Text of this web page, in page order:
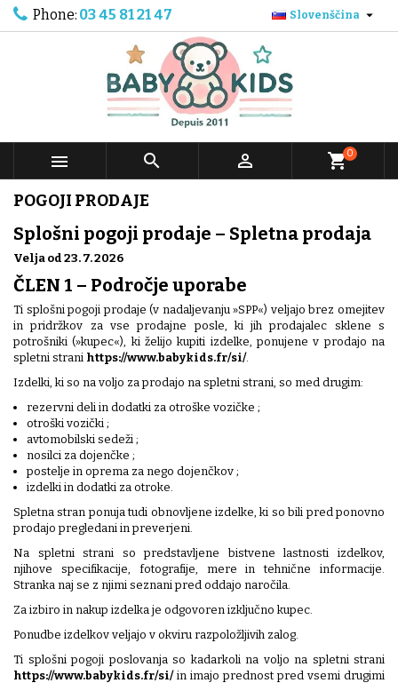
Phone: 03 45 81 21 47 Slovenščina 
   shopping_cart0
POGOJI PRODAJE
Splošni pogoji prodaje – Spletna prodaja
Velja od 23. 7. 2026
ČLEN 1 – Področje uporabe
Ti splošni pogoji prodaje (v nadaljevanju »SPP«) veljajo brez omejitev
in pridržkov za vse prodajne posle, ki jih prodajalec sklene s
potrošniki (»kupec«), ki želijo kupiti izdelke, ponujene v prodajo na
spletni strani https://www.babykids.fr/si/.
Izdelki, ki so na voljo za prodajo na spletni strani, so med drugim:
rezervni deli in dodatki za otroške vozičke ;
otroški vozički ;
avtomobilski sedeži ;
nosilci za dojenčke ;
postelje in oprema za nego dojenčkov ;
izdelki in dodatki za otroke.
Spletna stran ponuja tudi obnovljene izdelke, ki so bili pred ponovno
prodajo pregledani in preverjeni.
Na spletni strani so predstavljene bistvene lastnosti izdelkov,
njihove specifikacije, fotografije, mere in tehnične informacije.
Stranka naj se z njimi seznani pred oddajo naročila.
Za izbiro in nakup izdelka je odgovoren izključno kupec.
Ponudbe izdelkov veljajo v okviru razpoložljivih zalog.
Ti splošni pogoji poslovanja so kadarkoli na voljo na spletni strani
https://www.babykids.fr/si/in imajo prednost pred vsemi drugimi